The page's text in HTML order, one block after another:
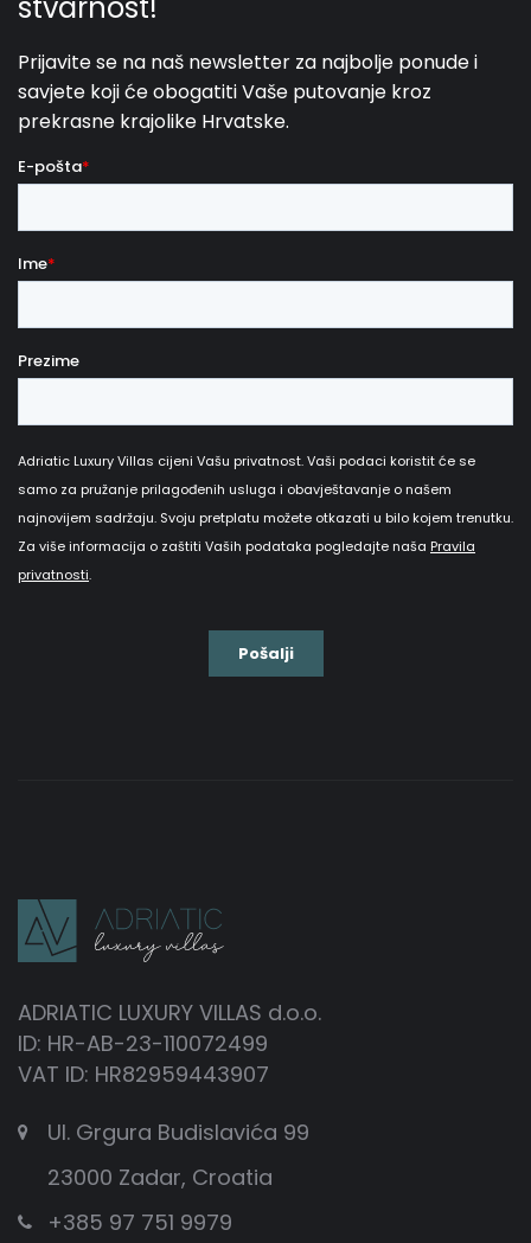
ADRIATIC LUXURY VILLAS d.o.o.
ID: HR-AB-23-110072499
VAT ID: HR82959443907
Ul. Grgura Budislavića 99
23000 Zadar, Croatia
+385 97 751 9979